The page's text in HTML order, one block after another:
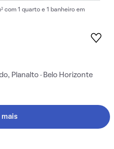
com 1 quarto e 1 banheiro em
Planalto · Belo Horizonte
mais